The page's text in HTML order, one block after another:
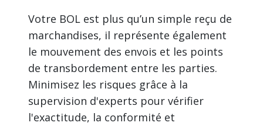
Votre BOL est plus qu’un simple reçu de
marchandises, il représente également
le mouvement des envois et les points
de transbordement entre les parties.
Minimisez les risques grâce à la
supervision d'experts pour vérifier
l'exactitude, la conformité et